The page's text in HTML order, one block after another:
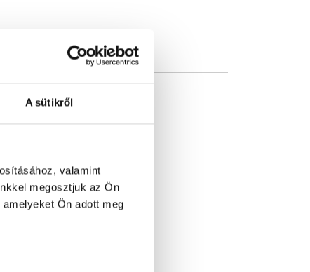
A sütikről
valamint
megosztjuk az Ön
Ön adott meg